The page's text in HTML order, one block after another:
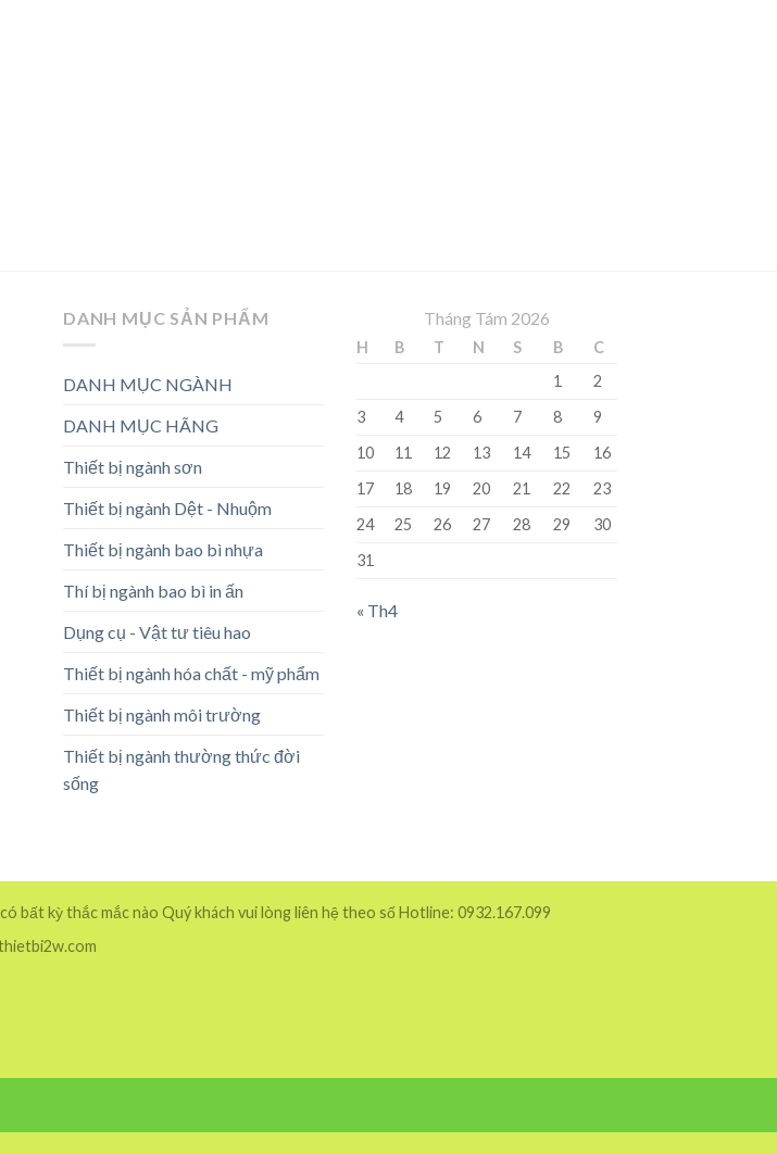
DANH MỤC SẢN PHẨM
DANH MỤC NGÀNH
DANH MỤC HÃNG
Thiết bị ngành sơn
Thiết bị ngành Dệt - Nhuộm
Thiết bị ngành bao bì nhựa
Thí bị ngành bao bì in ấn
Dụng cụ - Vật tư tiêu hao
Thiết bị ngành hóa chất - mỹ phẩm
Thiết bị ngành môi trường
Thiết bị ngành thường thức đời
sống
Tháng Tám 2026
H B T N S B
C
1
2
3
4 5 6 7 8
9
10
11 12 13 14 15
16
17
18 19 20 21 22
23
24
25 26 27 28 29
30
31
« Th4
bất kỳ thắc mắc nào Quý khách vui lòng liên hệ theo số Hotline: 0932.167.099